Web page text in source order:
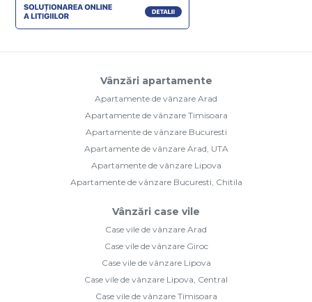
Vânzări apartamente
Apartamente de vânzare Arad
Apartamente de vânzare Timisoara
Apartamente de vânzare Bucuresti
Apartamente de vânzare Arad, UTA
Apartamente de vânzare Lipova
Apartamente de vânzare Bucuresti, Chitila
Vânzări case vile
Case vile de vânzare Arad
Case vile de vânzare Giroc
Case vile de vânzare Lipova
Case vile de vânzare Lipova, Central
Case vile de vânzare Timisoara